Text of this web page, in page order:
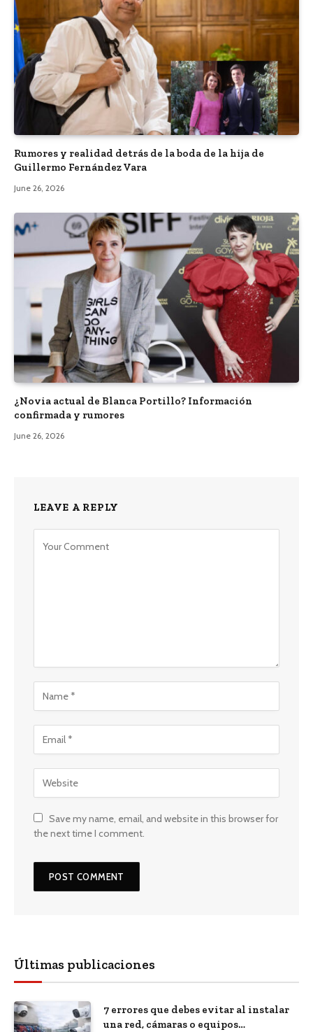
Rumores y realidad detrás de la boda de la hija de
Guillermo Fernández Vara
June 26, 2026
¿Novia actual de Blanca Portillo? Información
confirmada y rumores
June 26, 2026
LEAVE A REPLY
Save my name, email, and website in this browser for
the next time I comment.
Últimas publicaciones
7 errores que debes evitar al instalar
una red, cámaras o equipos